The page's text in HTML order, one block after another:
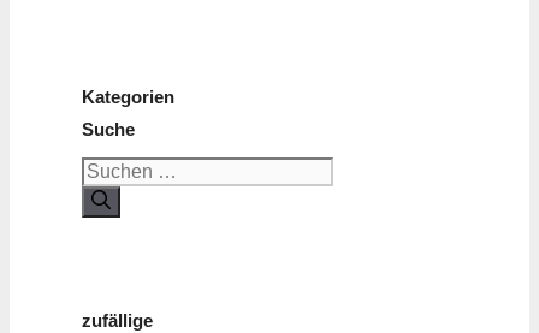
Kategorien
Suche
Suchen
nach:
zufällige